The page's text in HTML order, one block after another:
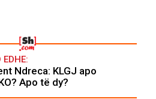
EDHE:
Ndreca: KLGJ apo
Apo të dy?